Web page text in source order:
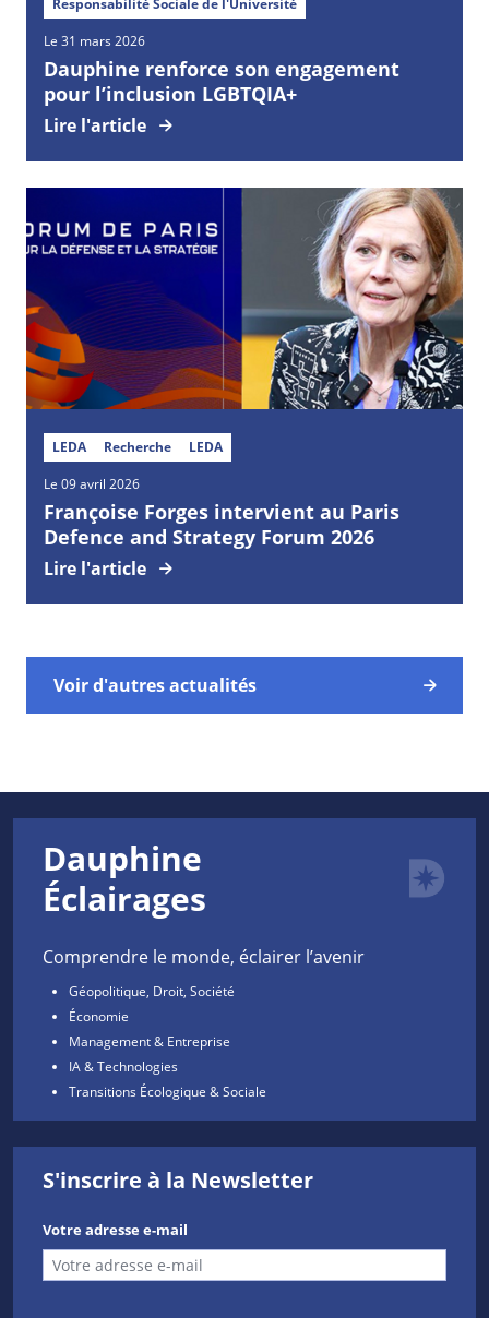
Responsabilité Sociale de l'Université
Le 31 mars 2026
Dauphine renforce son engagement
pour l’inclusion LGBTQIA+
Lire l'article
LEDA Recherche LEDA
Le 09 avril 2026
Françoise Forges intervient au Paris
Defence and Strategy Forum 2026
Lire l'article
Voir d'autres actualités
Dauphine
Éclairages
Comprendre le monde, éclairer l’avenir
Géopolitique, Droit, Société
Économie
Management & Entreprise
IA & Technologies
Transitions Écologique & Sociale
S'inscrire à la Newsletter
Votre adresse e-mail